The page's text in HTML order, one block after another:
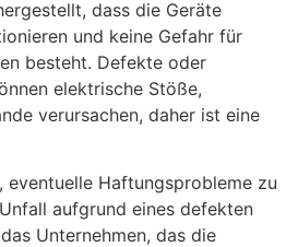
dass die Geräte
und keine Gefahr für
besteht. Defekte oder
elektrische Stöße,
verursachen, daher ist eine
eventuelle Haftungsprobleme zu
aufgrund eines defekten
Unternehmen, das die